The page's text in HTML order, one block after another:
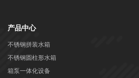
产品中心
不锈钢拼装水箱
不锈钢圆柱形水箱
箱泵一体化设备